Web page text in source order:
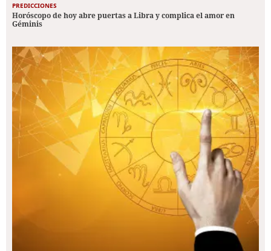
PREDICCIONES
Horóscopo de hoy abre puertas a Libra y complica el amor en
Géminis